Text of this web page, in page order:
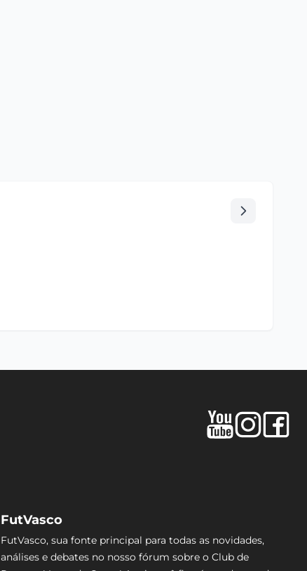
FutVasco
FutVasco, sua fonte principal para todas as novidades,
análises e debates no nosso fórum sobre o Club de